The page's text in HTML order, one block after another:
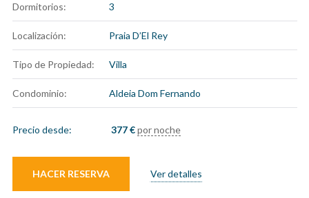
Dormitorios: 3
Localización: Praia D’El Rey
Tipo de Propiedad: Villa
Condominio: Aldeia Dom Fernando
Precio desde: 377€ por noche
Ver detalles
HACER RESERVA